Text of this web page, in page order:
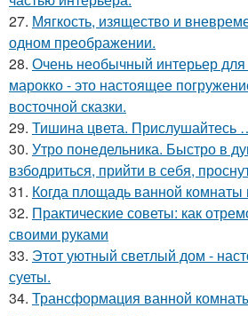
27. Мягкость, изящество и
одном преображении.
28. Очень необычный интерьер для
марокко - это настоящее
восточной сказки.
29. Тишина цвета. Прислушайтесь
30. Утро понедельника. Быстро в
взбодриться, прийти в себя,
31. Когда площадь ванной комнаты
32. Практические советы: как
своими руками
33. Этот уютный светлый дом -
суеты.
34. Трансформация ванной